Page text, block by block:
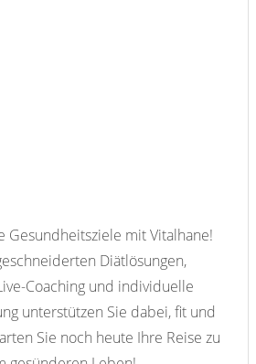
Gesundheitsziele mit Vitalhane!
Diätlösungen,
Coaching und individuelle
unterstützen Sie dabei, fit und
Sie noch heute Ihre Reise zu